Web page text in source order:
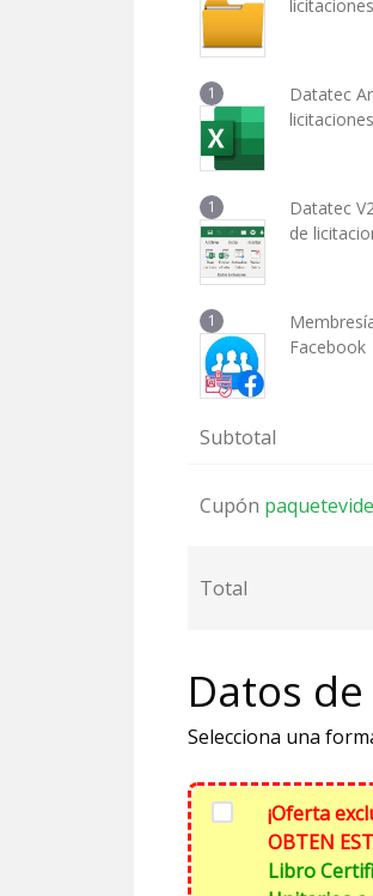
licitaciones
1
Datatec
licitaciones
1
Datatec
de
1
Facebook
Subtotal
Cupón
Total
Datos
Selecciona una
¡Oferta
OBTEN
Libro